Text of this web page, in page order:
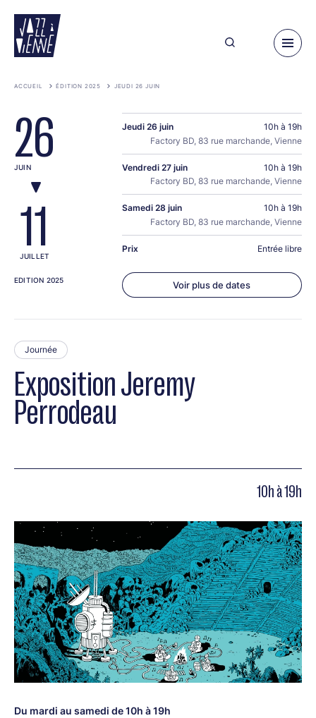
contenu
principal
ACCUEIL ÉDITION 2025 JEUDI 26 JUIN
Exposition Jeremy
Perrodeau
Journée
10h à 19h
Du mardi au samedi de 10h à 19h
26
JUIN
11
JUILLET
EDITION 2025
Jeudi 26 juin
10h à 19h
Factory BD, 83 rue marchande, Vienne
Vendredi 27 juin
10h à 19h
Factory BD, 83 rue marchande, Vienne
Samedi 28 juin
10h à 19h
Factory BD, 83 rue marchande, Vienne
Prix Entrée libre
Voir plus de dates